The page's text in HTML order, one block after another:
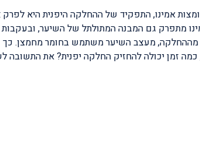
אמינו, התפקיד של ההחלקה היפנית היא לפרק
מתפרק גם המבנה המתולתל של השיער,
מההחלקה, מעצב השיער משתמש בחומר מחמצן.
זמן יכולה להחזיק החלקה יפנית? את התשובה